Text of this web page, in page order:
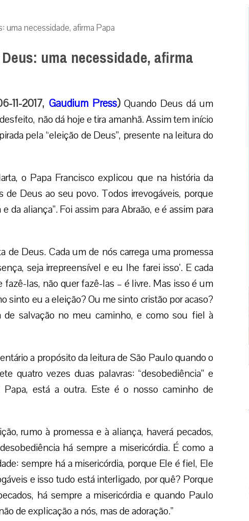
uma necessidade, afirma Papa
uma necessidade, afirma
11-2017, Gaudium Press)Quando Deus dá um
não dá hoje e tira amanhã. Assim tem início
pela “eleição de Deus”, presente na leitura do
o Papa Francisco explicou que na história da
Deus ao seu povo. Todos irrevogáveis, porque
da aliança”. Foi assim para Abraão, e é assim para
de Deus. Cada um de nós carrega uma promessa
seja irrepreensível e eu lhe farei isso’. E cada
las, não quer fazê-las – é livre. Mas isso é um
sinto eu a eleição? Ou me sinto cristão por acaso?
salvação no meu caminho, e como sou fiel à
a propósito da leitura de São Paulo quando o
quatro vezes duas palavras: “desobediência” e
Papa, está a outra. Este é o nosso caminho de
rumo à promessa e à aliança, haverá pecados,
há sempre a misericórdia. É como a
sempre há a misericórdia, porque Ele é fiel, Ele
e isso tudo está interligado, por quê? Porque
há sempre a misericórdia e quando Paulo
de explicação a nós, mas de adoração.”